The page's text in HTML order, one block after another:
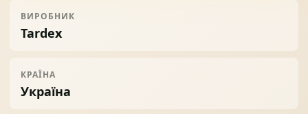
ВИРОБНИК
Tardex
КРАЇНА
Україна